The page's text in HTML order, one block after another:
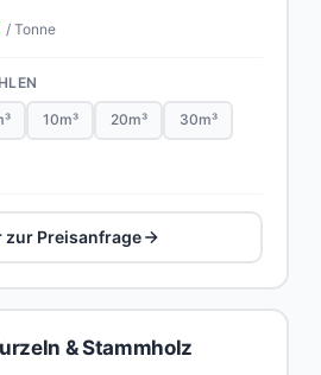
/ Tonne
10m³ 20m³ 30m³
zur Preisanfrage
& Stammholz